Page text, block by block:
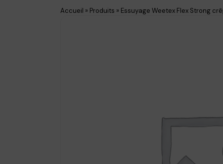
Accueil » Produits » Essuyage Weetex Flex Strong